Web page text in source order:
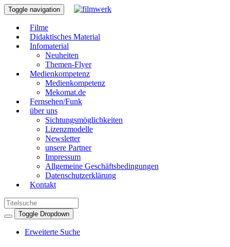
Toggle navigation
Filme
Didaktisches Material
Infomaterial
Neuheiten
Themen-Flyer
Medienkompetenz
Medienkompetenz
Mekomat.de
Fernsehen/Funk
über uns
Sichtungsmöglichkeiten
Lizenzmodelle
Newsletter
unsere Partner
Impressum
Allgemeine Geschäftsbedingungen
Datenschutzerklärung
Kontakt
Toggle Dropdown
Erweiterte Suche